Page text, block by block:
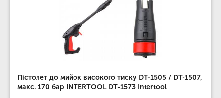
Пістолет до мийок високого тиску DT-1505 / DT-1507,
макс. 170 бар INTERTOOL DT-1573 Intertool